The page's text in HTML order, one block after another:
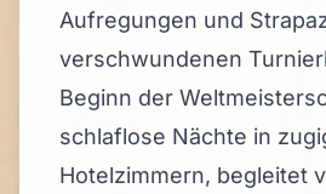
Aufregungen und
verschwundenen
Beginn der
schlaflose Nächte in
Hotelzimmern, begleitet